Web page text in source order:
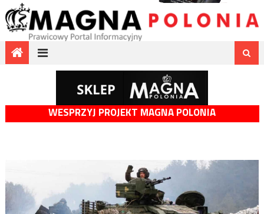
WESPRZYJ PROJEKT MAGNA POLONIA